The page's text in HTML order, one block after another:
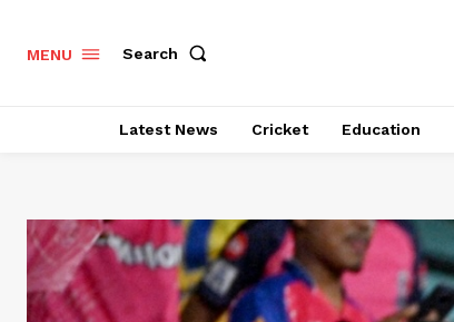
MENU Search
Latest News Cricket Education